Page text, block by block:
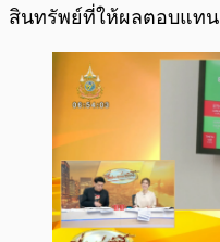
สินทรัพย์ที่ให้ผลตอบแท